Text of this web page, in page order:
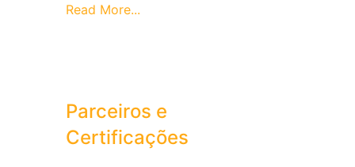
Read More...
Parceiros e
Certificações